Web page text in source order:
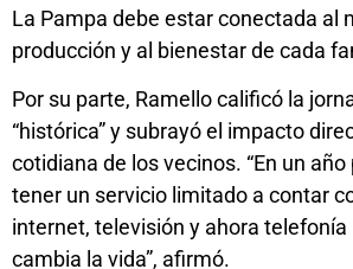
La Pampa debe estar conectada al
producción y al bienestar de cada
Por su parte, Ramello calificó la
“histórica” y subrayó el impacto
cotidiana de los vecinos. “En un
tener un servicio limitado a contar
internet, televisión y ahora telefonía
cambia la vida”, afirmó.